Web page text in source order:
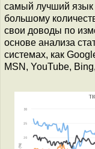
самый лучший
большому
свои доводы по
основе анализа
системах, как
MSN, YouTube,